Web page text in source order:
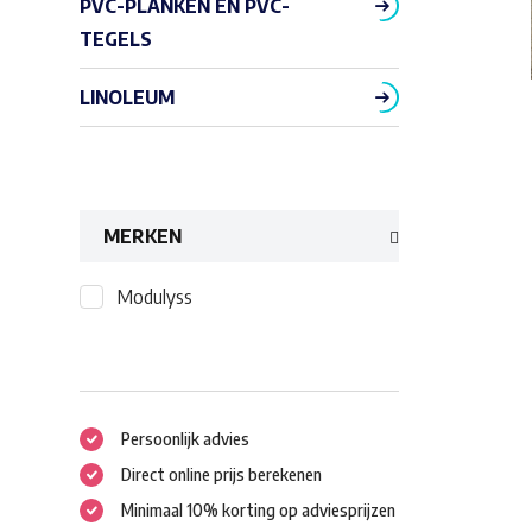
PVC-PLANKEN EN PVC-
TEGELS
LINOLEUM
MERKEN
Modulyss
Persoonlijk advies
Direct online prijs berekenen
Minimaal 10% korting op adviesprijzen